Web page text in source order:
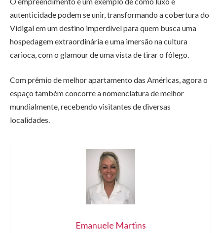
autenticidade podem se unir, transformando a cobertura do
Vidigal em um destino imperdível para quem busca uma
hospedagem extraordinária e uma imersão na cultura
carioca, com o glamour de uma vista de tirar o fôlego.
Com prêmio de melhor apartamento das Américas, agora o
espaço também concorre a nomenclatura de melhor
mundialmente, recebendo visitantes de diversas
localidades.
Emanuele Martins